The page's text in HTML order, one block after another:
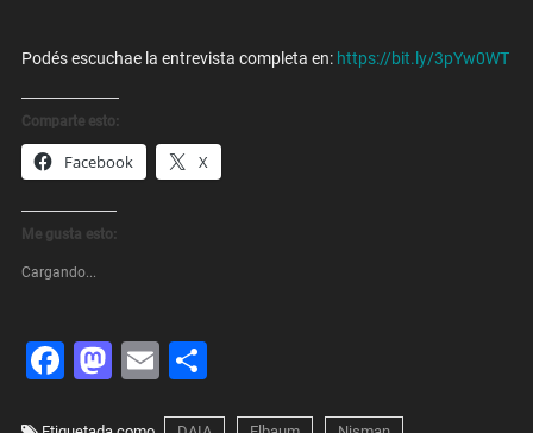
Podés escuchae la entrevista completa en: https://bit.ly/3pYw0WT
Comparte esto:
Facebook X
Me gusta esto:
Cargando...
Facebook
Mastodon
EmailShare